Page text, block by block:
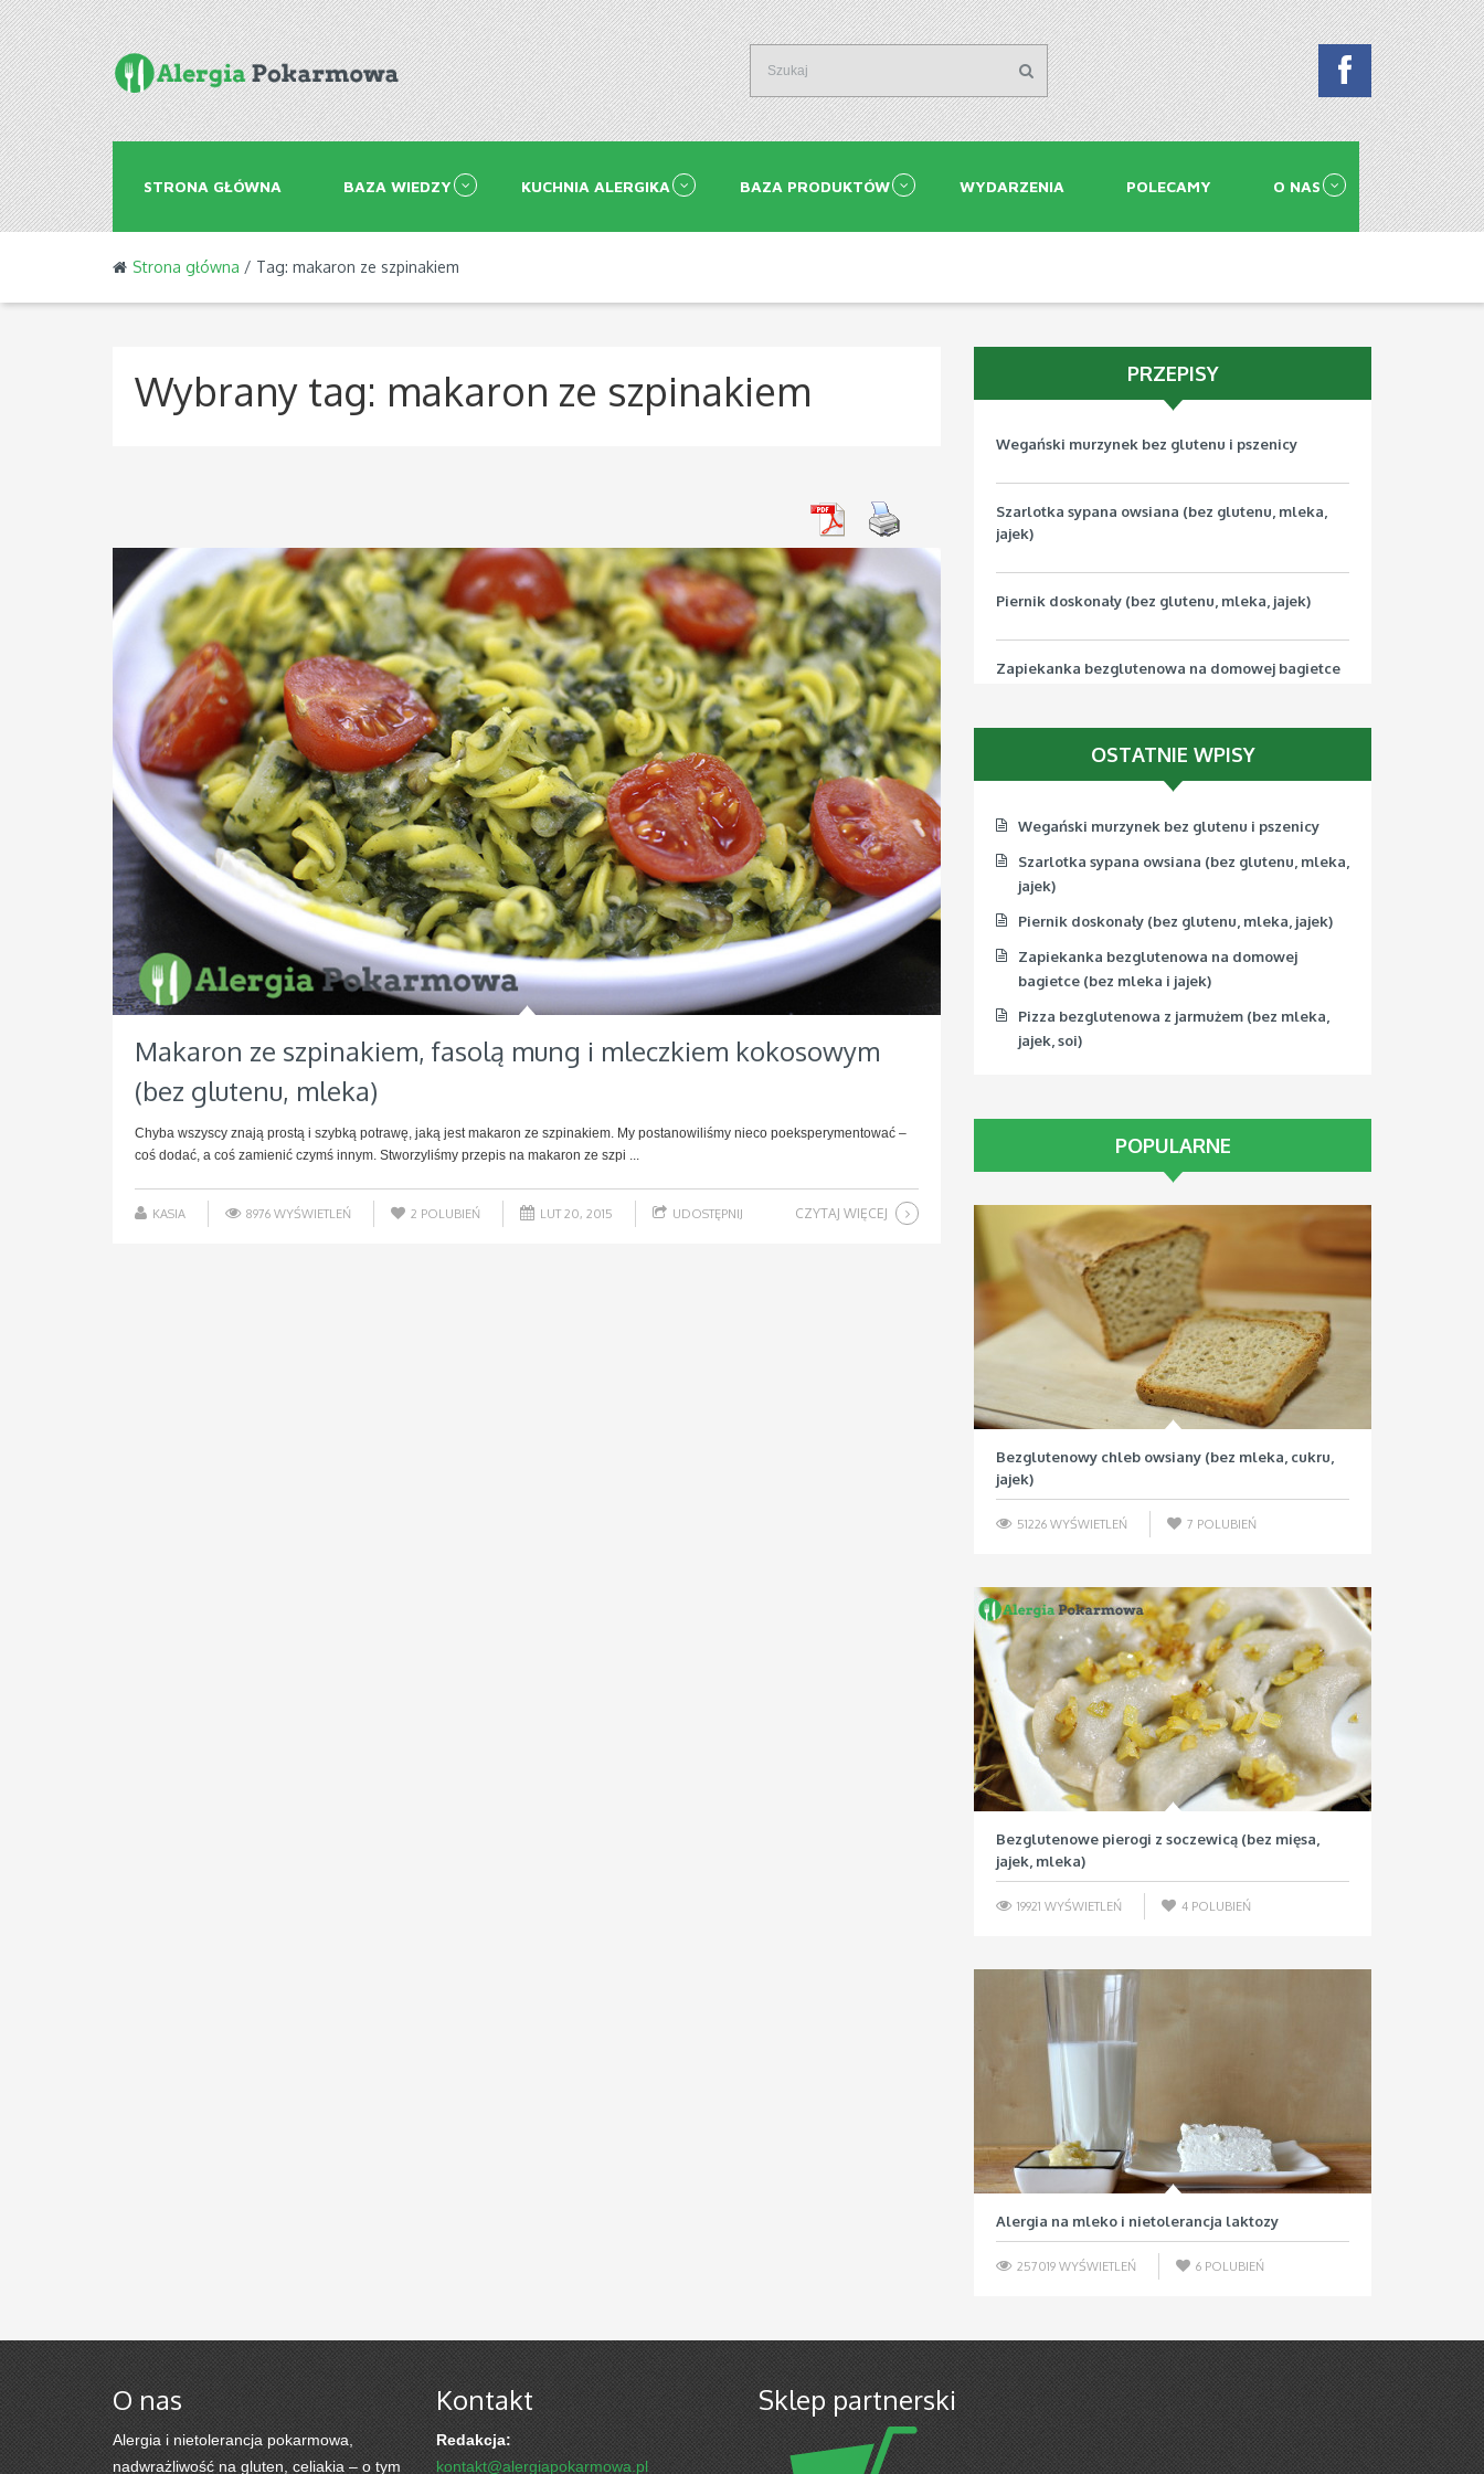
STRONA GŁÓWNA BAZA WIEDZY KUCHNIA ALERGIKA BAZA PRODUKTÓW WYDARZENIA POLECAMY O NAS
Strona główna / Tag: makaron ze szpinakiem
Wybrany tag: makaron ze szpinakiem
Makaron ze szpinakiem, fasolą mung i mleczkiem kokosowym
(bez glutenu, mleka)
Chyba wszyscy znają prostą i szybką potrawę, jaką jest makaron ze szpinakiem. My postanowiliśmy nieco poeksperymentować –
coś dodać, a coś zamienić czymś innym. Stworzyliśmy przepis na makaron ze szpi ...
KASIA 8976 WYŚWIETLEŃ 2 POLUBIEŃ LUT 20, 2015 UDOSTĘPNIJ CZYTAJ WIĘCEJ
PRZEPISY
Wegański murzynek bez glutenu i pszenicy
Szarlotka sypana owsiana (bez glutenu, mleka,
jajek)
Piernik doskonały (bez glutenu, mleka, jajek)
Zapiekanka bezglutenowa na domowej bagietce
Pizza bezglutenowa z jarmużem (bez mleka, jajek,
soi)
OSTATNIE WPISY
Wegański murzynek bez glutenu i pszenicy
Szarlotka sypana owsiana (bez glutenu, mleka,
jajek)
Piernik doskonały (bez glutenu, mleka, jajek)
Zapiekanka bezglutenowa na domowej
bagietce (bez mleka i jajek)
Pizza bezglutenowa z jarmużem (bez mleka,
jajek, soi)
POPULARNE
Bezglutenowy chleb owsiany (bez mleka, cukru,
jajek)
51226 WYŚWIETLEŃ 7 POLUBIEŃ
Bezglutenowe pierogi z soczewicą (bez mięsa,
jajek, mleka)
19921 WYŚWIETLEŃ 4 POLUBIEŃ
Alergia na mleko i nietolerancja laktozy
257019 WYŚWIETLEŃ 6 POLUBIEŃ
O nas
Alergia i nietolerancja pokarmowa,
nadwrażliwość na gluten, celiakia – o tym
Kontakt
Redakcja:
kontakt@alergiapokarmowa.pl
Sklep partnerski